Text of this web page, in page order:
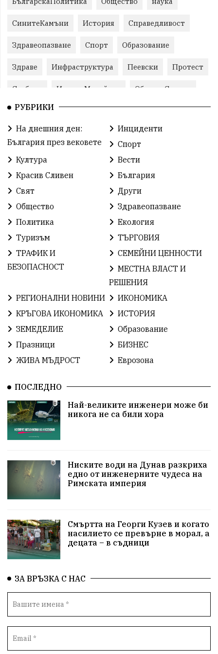
СинитеКамъни История Справедливост
Здравеопазване Спорт Образование
Здраве Инфраструктура Пеевски Протест
Свобода ИвелинМихайлов ОбщинаСливен
Карандила
РадостинВасилев ЛекаАтлетика МЕЧ
ХристоИлиев БългарскоЗемеделие
КироБрейка БългарскиСпорт София
земеделие
ИсторияНаБългария Иновации САЩ
БългарскаГордост Археология Твърдица
ОбщинаСливен Легенда Право
Хасково ВиКСливен
Правосъдие СелинКларънс България2025
ПътнаБезопасност
ПетърПетров Деца Обединение
Технологии
ПравоваДържава Варна Родителство
Сигурност Разследване Великобритания
ОколнаСреда Надежда Еврофондове
СоциалнаПолитика Корупция
Космос ВоднаКриза Вода Мир
Безопастност Катастрофа демокрация
БъдещевБългария
РУБРИКИ
На днешния ден:
България през вековете
Инциденти
Спорт
Култура
Вести
Красив Сливен
България
Свят
Други
Общество
Здравеопазване
Политика
Екология
Туризъм
ТЪРГОВИЯ
ТРАФИК И
БЕЗОПАСНОСТ
СЕМЕЙНИ ЦЕННОСТИ
МЕСТНА ВЛАСТ И
РЕШЕНИЯ
РЕГИОНАЛНИ НОВИНИ
ИКОНОМИКА
КРЪГОВА ИКОНОМИКА
ИСТОРИЯ
ЗЕМЕДЕЛИЕ
Образование
Празници
БИЗНЕС
ЖИВА МЪДРОСТ
Еврозона
ПОСЛЕДНО
Най-великите инженери може би
никога не са били хора
Ниските води на Дунав разкриха
едно от инженерните чудеса на
Римската империя
Смъртта на Георги Кузев и когато
насилието се превърне в морал, а
децата – в съдници
ЗА ВРЪЗКА С НАС